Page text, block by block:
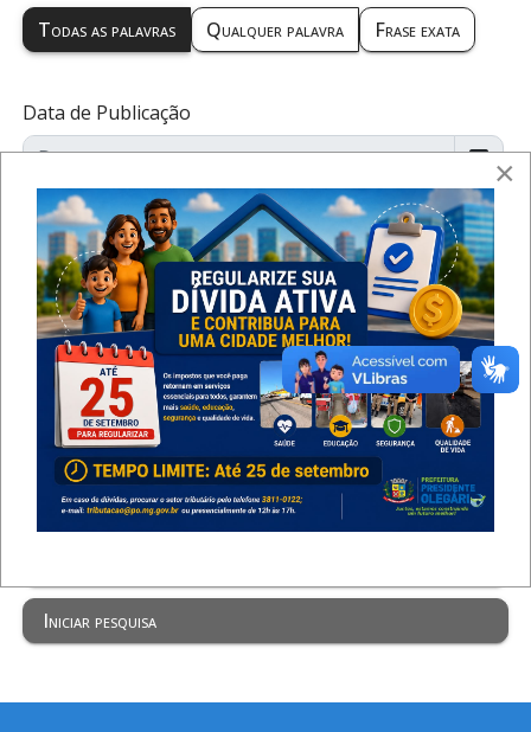
Todas as palavras
Qualquer palavra Frase exata
Data de Publicação
Período de Inscrição
Categoria
Iniciar pesquisa
×